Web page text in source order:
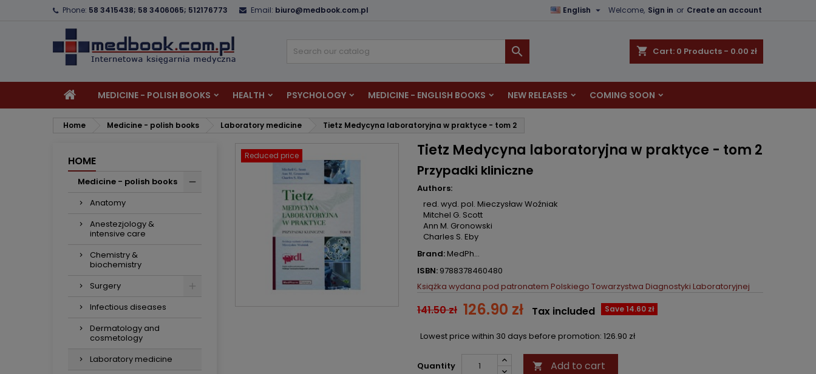
Phone: 58 3415438; 58 3406065; 512176773 Email: biuro@medbook.com.pl Welcome, Sign in or Create an account
English 
shopping_cart Cart: 0 Products - 0.00 zł

MEDICINE - POLISH BOOKS HEALTH PSYCHOLOGY MEDICINE - ENGLISH BOOKS NEW RELEASES COMING SOON
Home Medicine - polish books Laboratory medicine Tietz Medycyna laboratoryjna w praktyce - tom 2
HOME
Medicine - polish books
Anatomy
Anestezjology &
intensive care
Chemistry &
biochemistry
Surgery
Infectious diseases
Dermatology and
cosmetology
Laboratory medicine
Reduced price Tietz Medycyna laboratoryjna w praktyce - tom 2
Przypadki kliniczne
Authors:
red. wyd. pol. Mieczysław Woźniak
Mitchel G. Scott
Ann M. Gronowski
Charles S. Eby
Brand:MedPh...
ISBN: 9788378460480
Książka wydana pod patronatem Polskiego Towarzystwa Diagnostyki Laboratoryjnej
141.50 zł 126.90 zł Save 14.60 zł
Tax included
Lowest price within 30 days before promotion: 126.90 zł
Quantity  Add to cart
Cancel
You need to be logged in to save products in your wishlist.